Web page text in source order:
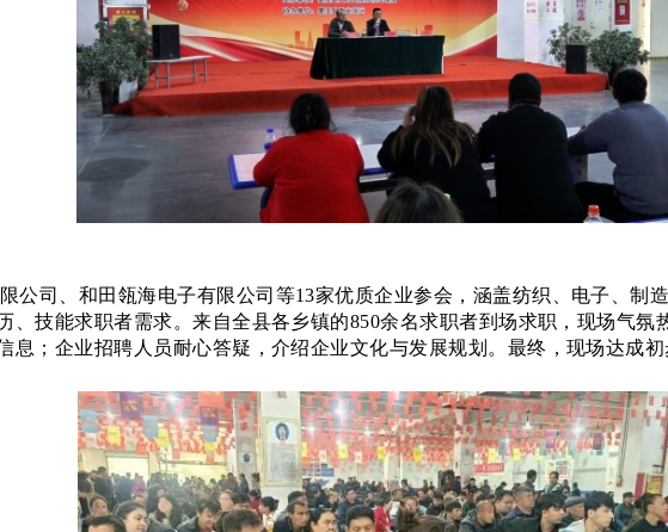
公司、和田瓴海电子有限公司等13家优质企业参会，涵盖纺织、电子、制
、技能求职者需求。来自全县各乡镇的850余名求职者到场求职，现场气
息；企业招聘人员耐心答疑，介绍企业文化与发展规划。最终，现场达成初